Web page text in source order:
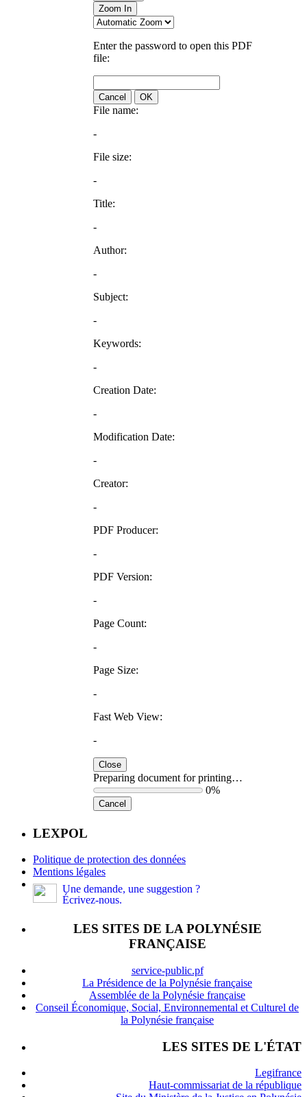
Zoom In
Enter the password to open this PDF
file:
Cancel OK
File name:
-
File size:
-
Title:
-
Author:
-
Subject:
-
Keywords:
-
Creation Date:
-
Modification Date:
-
Creator:
-
PDF Producer:
-
PDF Version:
-
Page Count:
-
Page Size:
-
Fast Web View:
-
Close
Preparing document for printing…
0%
Cancel
LEXPOL
Politique de protection des données
Mentions légales
Une demande, une suggestion ?
Écrivez-nous.
LES SITES DE LA POLYNÉSIE
FRANÇAISE
service-public.pf
La Présidence de la Polynésie française
Assemblée de la Polynésie française
Conseil Économique, Social, Environnemental et Culturel de
la Polynésie française
LES SITES DE L'ÉTAT
Legifrance
Haut-commissariat de la république